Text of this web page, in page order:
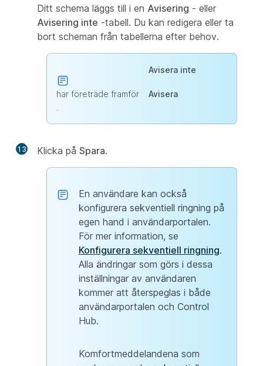
Ditt schema läggs till i en Avisering - eller
Avisering inte -tabell. Du kan redigera eller ta
bort scheman från tabellerna efter behov.
Avisera inte
har företräde framför
Avisera
13 Klicka på Spara.
En användare kan också
konfigurera sekventiell ringning på
egen hand i användarportalen.
För mer information, se
Konfigurera sekventiell ringning.
Alla ändringar som görs i dessa
inställningar av användaren
kommer att återspeglas i både
användarportalen och Control
Hub.
Komfortmeddelandena som